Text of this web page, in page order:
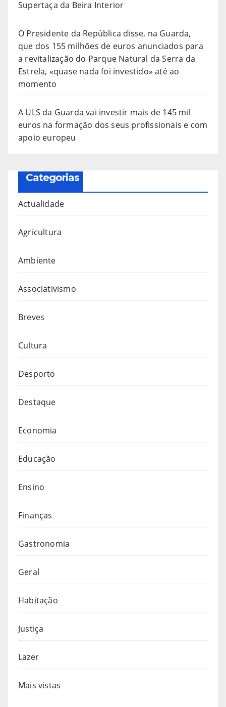
Supertaça da Beira Interior
O Presidente da República disse, na Guarda,
que dos 155 milhões de euros anunciados para
a revitalização do Parque Natural da Serra da
Estrela, «quase nada foi investido» até ao
momento
A ULS da Guarda vai investir mais de 145 mil
euros na formação dos seus profissionais e com
apoio europeu
Categorias
Actualidade
Agricultura
Ambiente
Associativismo
Breves
Cultura
Desporto
Destaque
Economia
Educação
Ensino
Finanças
Gastronomia
Geral
Habitação
Justiça
Lazer
Mais vistas